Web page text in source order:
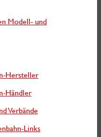
Modell- und
Hersteller
Händler
Verbände
Links